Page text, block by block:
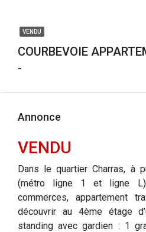
VENDU
COURBEVOIE
-
Annonce
VENDU
Dans le quartier Charras, à
(métro ligne 1 et ligne
commerces, appartement
découvrir au 4ème étage
standing avec gardien : 1